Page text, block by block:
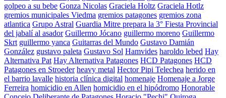
golpeo a su bebe Gonza Nicolas Graciela Holtz Graciela Hotlz
gremios municipales Viedma gremios patagones gremios zona
atlantica Grupo Astral Guardia Mitre prepara la 3° Fiesta Provincial
del jabalí al asador Guillermo Jócano guillermo moreno Guillermo
Skrt guillermo yanca Guitarras del Mundo Gustavo Damián
González gustavo paleta Gustavo Sol Hamvides haroldo lebed Hay
Alternativa Pat Hay Alternativa Patagones HCD Patagones HCD
Patagones en Stroeder heavy metal Hector Pipi Telechea herido en
el barrio lavalle historia clínica digital homenaje Homenaje a Jorge
Ferreira homicidio en Allen homicidio en el hipódromo Honorable